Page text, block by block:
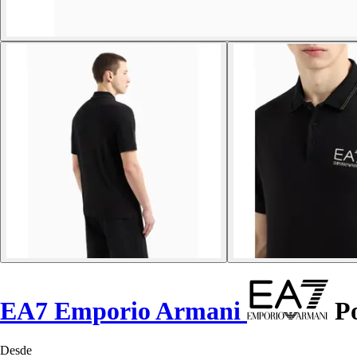
EA7 Emporio Armani
Desde